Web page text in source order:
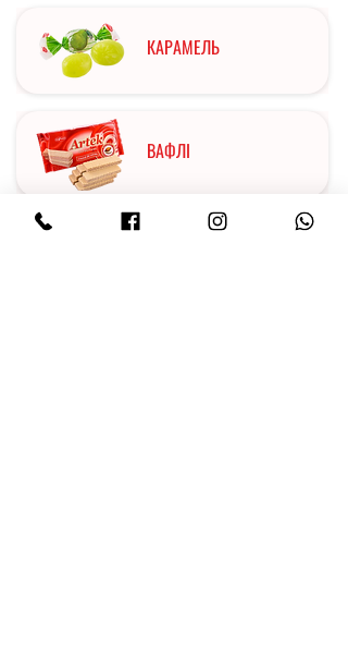
КАРАМЕЛЬ
ВАФЛІ